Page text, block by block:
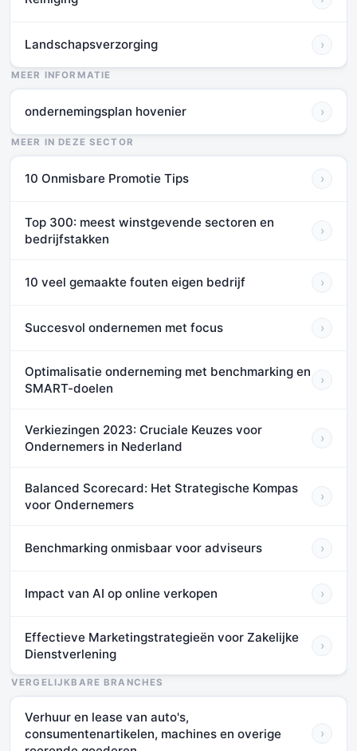
Landschapsverzorging ›
MEER INFORMATIE
ondernemingsplan hovenier ›
MEER IN DEZE SECTOR
10 Onmisbare Promotie Tips ›
Top 300: meest winstgevende sectoren en
bedrijfstakken
›
10 veel gemaakte fouten eigen bedrijf ›
Succesvol ondernemen met focus ›
Optimalisatie onderneming met benchmarking en
SMART-doelen
›
Verkiezingen 2023: Cruciale Keuzes voor
Ondernemers in Nederland
›
Balanced Scorecard: Het Strategische Kompas
voor Ondernemers
›
Benchmarking onmisbaar voor adviseurs ›
Impact van AI op online verkopen ›
Effectieve Marketingstrategieën voor Zakelijke
Dienstverlening
›
VERGELIJKBARE BRANCHES
Verhuur en lease van auto's,
consumentenartikelen, machines en overige
›